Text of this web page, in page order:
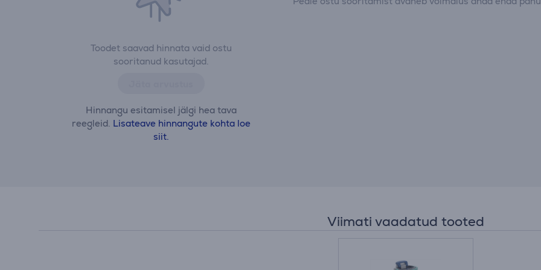
Toodet saavad hinnata vaid ostu
sooritanud kasutajad.
Hinnangu esitamisel jälgi hea tava
reegleid. Lisateave hinnangute kohta loe
siit.
Viimati vaadatud tooted